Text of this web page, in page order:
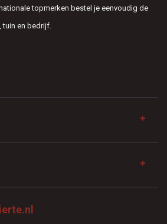
topmerken bestel je eenvoudig de
tuin en bedrijf.